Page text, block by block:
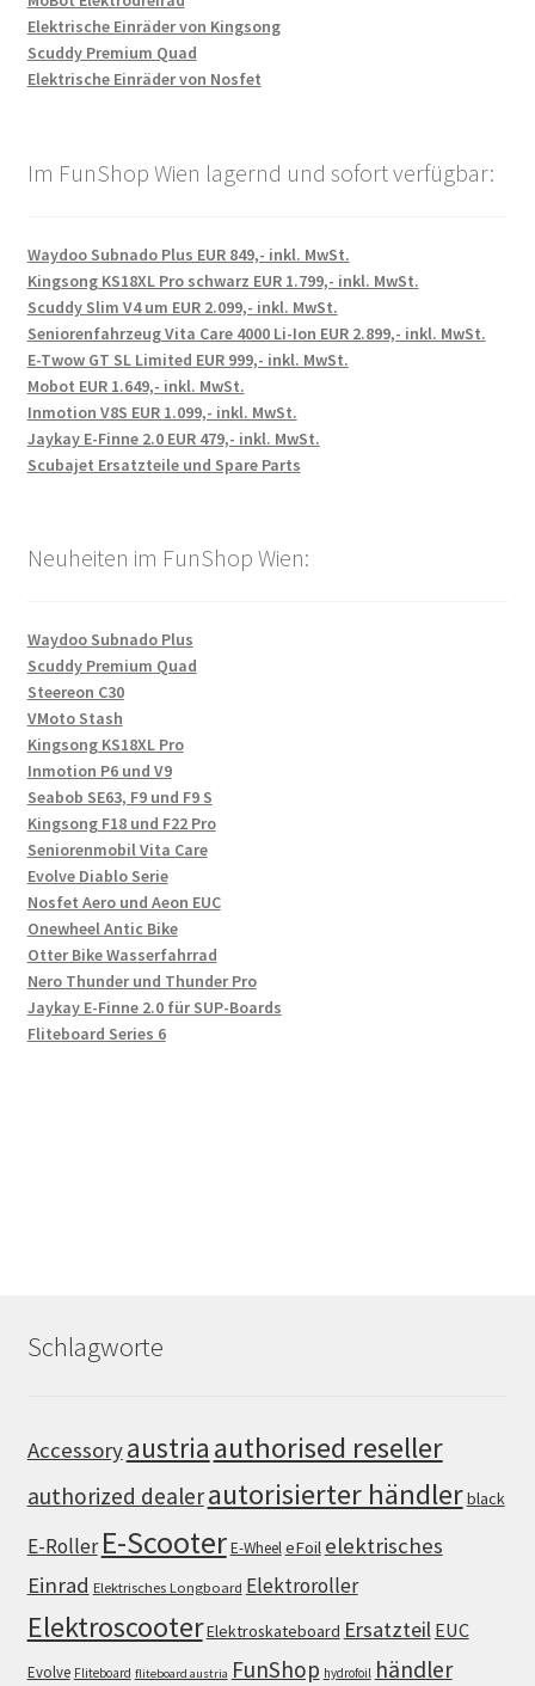
Elektrische Einräder von Kingsong
Scuddy Premium Quad
Elektrische Einräder von Nosfet
Im FunShop Wien lagernd und sofort verfügbar:
Waydoo Subnado Plus EUR 849,- inkl. MwSt.
Kingsong KS18XL Pro schwarz EUR 1.799,- inkl. MwSt.
Scuddy Slim V4 um EUR 2.099,- inkl. MwSt.
Seniorenfahrzeug Vita Care 4000 Li-Ion EUR 2.899,- inkl. MwSt.
E-Twow GT SL Limited EUR 999,- inkl. MwSt.
Mobot EUR 1.649,- inkl. MwSt.
Inmotion V8S EUR 1.099,- inkl. MwSt.
Jaykay E-Finne 2.0 EUR 479,- inkl. MwSt.
Scubajet Ersatzteile und Spare Parts
Neuheiten im FunShop Wien:
Waydoo Subnado Plus
Scuddy Premium Quad
Steereon C30
VMoto Stash
Kingsong KS18XL Pro
Inmotion P6 und V9
Seabob SE63, F9 und F9 S
Kingsong F18 und F22 Pro
Seniorenmobil Vita Care
Evolve Diablo Serie
Nosfet Aero und Aeon EUC
Onewheel Antic Bike
Otter Bike Wasserfahrrad
Nero Thunder und Thunder Pro
Jaykay E-Finne 2.0 für SUP-Boards
Fliteboard Series 6
Schlagworte
Accessoryaustria authorised reseller
authorized dealerautorisierter händlerblack
E-Roller E-ScooterE-WheeleFoil elektrisches
Einrad Elektrisches Longboard Elektroroller
ElektroscooterElektroskateboard Ersatzteil EUC
Evolve Fliteboard fliteboard austria FunShop hydrofoil händler